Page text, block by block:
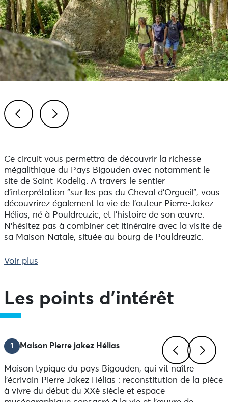
Ce circuit vous permettra de découvrir la richesse
mégalithique du Pays Bigouden avec notamment le
site de Saint-Kodelig. A travers le sentier
d'interprétation "sur les pas du Cheval d'Orgueil", vous
découvrirez également la vie de l'auteur Pierre-Jakez
Hélias, né à Pouldreuzic, et l'histoire de son œuvre.
N'hésitez pas à combiner cet itinéraire avec la visite de
sa Maison Natale, située au bourg de Pouldreuzic.
Départ/Arrivée : Place Corentin Hénaff
Le balisage terrain prévaut toujours sur les documents
papier ou numériques.
Dénivelé : 180.54
Conseils avant de partir :
Emportez de quoi vous restaurer (boisson, en-cas).
Pensez à prendre un sac pou vos déchets.
Avis aux promeneurs :
Voir plus
Les points d'intérêt
PreviousNext
1 Maison Pierre jakez Hélias
Maison typique du pays Bigouden, qui vit naître
l'écrivain Pierre Jakez Hélias : reconstitution de la pièce
à vivre du début du XXè siècle et espace